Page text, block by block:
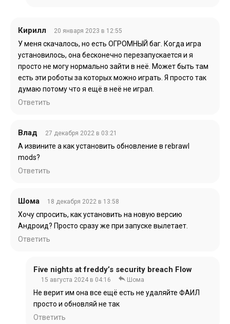
Кирилл 20 января 2023 в 12:55
У меня скачалось, но есть ОГРОМНЫЙ баг. Когда игра
установилось, она бесконечно перезапускается и я
просто не могу нормально зайти в неё. Может быть там
есть эти роботы за которых можно играть. Я просто так
думаю потому что я ещё в неё не играл.
Ответить
Влад 27 декабря 2022 в 03:21
А извините а как установить обновление в rebrawl
mods?
Ответить
Шома 18 декабря 2022 в 13:58
Хочу спросить, как установить на новую версию
Андроид? Просто сразу же при запуске вылетает.
Ответить
Five nights at freddy’s security breach Flow
15 августа 2024 в 04:16 Шома
Не верит им она все ещё есть не удаляйте ФАИЛ
просто и обновляй не так
Ответить